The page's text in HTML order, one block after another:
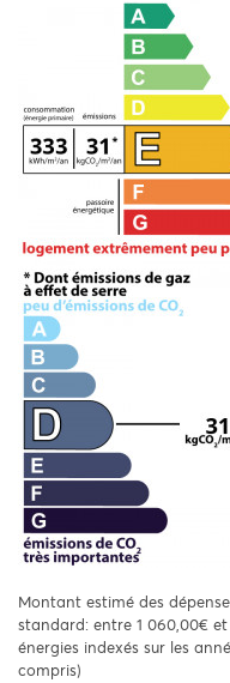
Montant estimé des
standard: entre 1 060,00€
énergies indexés sur les
compris)